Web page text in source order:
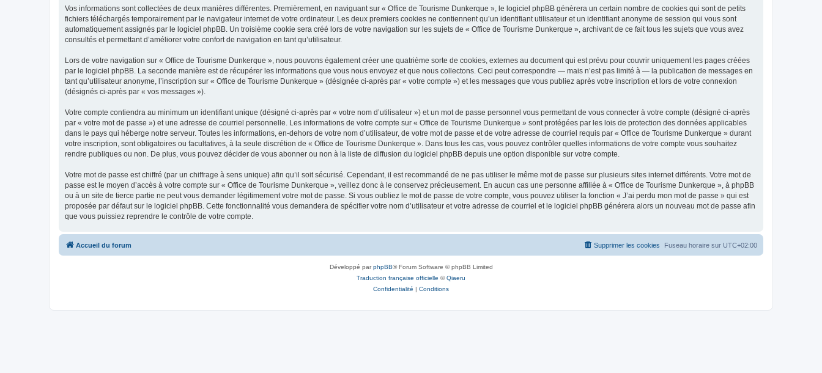
Vos informations sont collectées de deux manières différentes. Premièrement, en naviguant sur « Office de Tourisme Dunkerque », le logiciel phpBB génèrera un certain nombre de cookies qui sont de petits
fichiers téléchargés temporairement par le navigateur internet de votre ordinateur. Les deux premiers cookies ne contiennent qu’un identifiant utilisateur et un identifiant anonyme de session qui vous sont
automatiquement assignés par le logiciel phpBB. Un troisième cookie sera créé lors de votre navigation sur les sujets de « Office de Tourisme Dunkerque », archivant de ce fait tous les sujets que vous avez
consultés et permettant d’améliorer votre confort de navigation en tant qu’utilisateur.
Lors de votre navigation sur « Office de Tourisme Dunkerque », nous pouvons également créer une quatrième sorte de cookies, externes au document qui est prévu pour couvrir uniquement les pages créées
par le logiciel phpBB. La seconde manière est de récupérer les informations que vous nous envoyez et que nous collectons. Ceci peut correspondre — mais n’est pas limité à — la publication de messages en
tant qu’utilisateur anonyme, l’inscription sur « Office de Tourisme Dunkerque » (désignée ci-après par « votre compte ») et les messages que vous publiez après votre inscription et lors de votre connexion
(désignés ci-après par « vos messages »).
Votre compte contiendra au minimum un identifiant unique (désigné ci-après par « votre nom d’utilisateur ») et un mot de passe personnel vous permettant de vous connecter à votre compte (désigné ci-après
par « votre mot de passe ») et une adresse de courriel personnelle. Les informations de votre compte sur « Office de Tourisme Dunkerque » sont protégées par les lois de protection des données applicables
dans le pays qui héberge notre serveur. Toutes les informations, en-dehors de votre nom d’utilisateur, de votre mot de passe et de votre adresse de courriel requis par « Office de Tourisme Dunkerque » durant
votre inscription, sont obligatoires ou facultatives, à la seule discrétion de « Office de Tourisme Dunkerque ». Dans tous les cas, vous pouvez contrôler quelles informations de votre compte vous souhaitez
rendre publiques ou non. De plus, vous pouvez décider de vous abonner ou non à la liste de diffusion du logiciel phpBB depuis une option disponible sur votre compte.
Votre mot de passe est chiffré (par un chiffrage à sens unique) afin qu’il soit sécurisé. Cependant, il est recommandé de ne pas utiliser le même mot de passe sur plusieurs sites internet différents. Votre mot de
passe est le moyen d’accès à votre compte sur « Office de Tourisme Dunkerque », veillez donc à le conservez précieusement. En aucun cas une personne affiliée à « Office de Tourisme Dunkerque », à phpBB
ou à un site de tierce partie ne peut vous demander légitimement votre mot de passe. Si vous oubliez le mot de passe de votre compte, vous pouvez utiliser la fonction « J’ai perdu mon mot de passe » qui est
proposée par défaut sur le logiciel phpBB. Cette fonctionnalité vous demandera de spécifier votre nom d’utilisateur et votre adresse de courriel et le logiciel phpBB générera alors un nouveau mot de passe afin
que vous puissiez reprendre le contrôle de votre compte.
Accueil du forum Fuseau horaire sur UTC+02:00
Supprimer les cookies
Développé parphpBB® Forum Software © phpBB Limited
Traduction française officielle ©Qiaeru
Confidentialité | Conditions